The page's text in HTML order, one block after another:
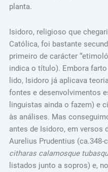
planta.
Isidoro, religioso que
Católica, foi bastante
primeiro de carácter
indica o título). Embora
lido, Isidoro já aplicava
fontes e desenvolvimentos
linguistas ainda o fazem) e
às análises. Mas
antes de Isidoro, em versos
Aurelius Prudentius (ca.348-
citharas calamosque
listados junto a sopros) e,